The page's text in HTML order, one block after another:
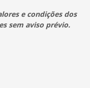
e condições dos
sem aviso prévio.